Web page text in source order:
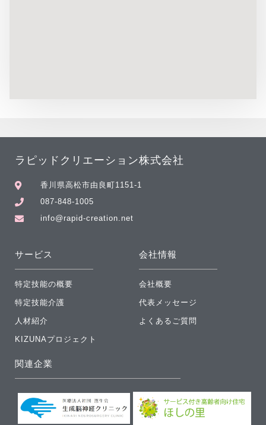
ラピッドクリエーション株式会社
香川県高松市由良町1151-1
087-848-1005
info@rapid-creation.net
サービス
特定技能の概要
特定技能介護
人材紹介
KIZUNAプロジェクト
会社情報
会社概要
代表メッセージ
よくあるご質問
関連企業